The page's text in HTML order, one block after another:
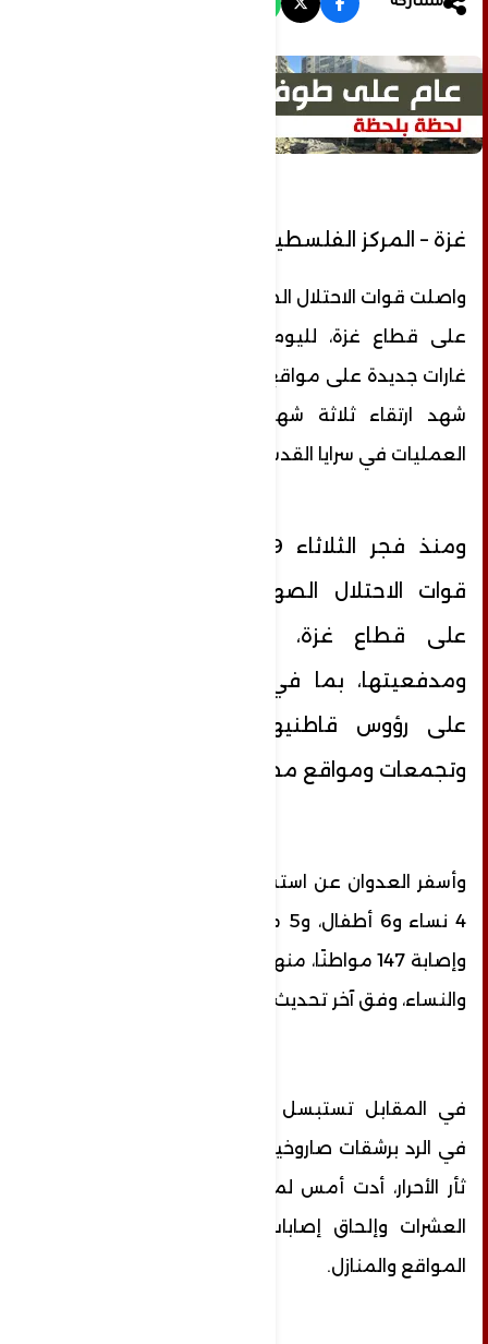
غزة – المركز الفلسطيني للإعلام
واصلت قوات الاحتلال الصهيوني عدوانها الواسع
على قطاع غزة، لليوم الخامس تواليًا، بشن
غارات جديدة على مواقع مختلفة، بعد يومٍ دامٍ
شهد ارتقاء ثلاثة شهداء على رأسهم قائد
العمليات في سرايا القدس إياد الحسني.
قوات الاحتلال الصهيوني عدوانًا واسعًا
على قطاع غزة، عبر طيرانها الحربي
ومدفعيتها، بما في ذلك قصف منازل
على رؤوس قاطنيها، واستهداف أراضٍ
وتجمعات ومواقع مختلفة.
4 نساء و6 أطفال، و5 من قادة “سرايا القدس”،
وإصابة 147 مواطنًا، منهم عدد كبير من الأطفال
والنساء، وفق آخر تحديث لوزارة الصحة.
في المقابل تستبسل المقاومة الفلسطينية
في الرد برشقات صاروخية متتالية ضمن عملية
ثأر الأحرار، أدت أمس لمقتل مستوطن وإصابة
العشرات وإلحاق إصابات مباشرة بالعديد من
المواقع والمنازل.